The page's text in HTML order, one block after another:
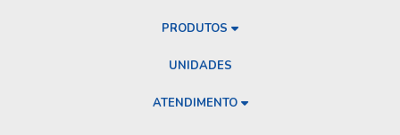
PRODUTOS
UNIDADES
ATENDIMENTO